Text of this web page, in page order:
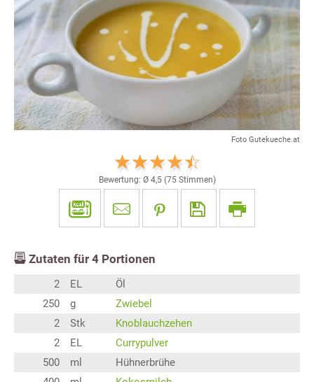
Foto Gutekueche.at
Bewertung: Ø 4,5(75Stimmen)
Zutaten für 4 Portionen
2 EL
Öl
250
g
Zwiebel
2
Stk
Knoblauchzehen
2
EL
Currypulver
500
ml
Hühnerbrühe